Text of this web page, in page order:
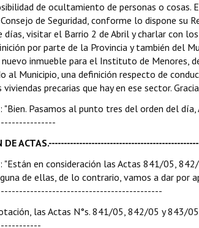
de ocultamiento de personas o cosas.
de Seguridad, conforme lo dispone su
días, visitar el Barrio 2 de Abril y charlar con
por parte de la Provincia y también del
nuevo inmueble para el Instituto de Menores,
al Municipio, una definición respecto de
viviendas precarias que hay en ese sector.
"Bien. Pasamos al punto tres del orden del
DE
"Están en consideración las Actas 841/05,
de ellas, de lo contrario, vamos a dar por
las Actas N°s. 841/05, 842/05 y